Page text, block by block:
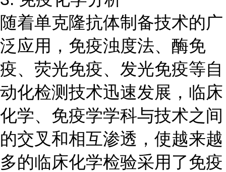
随着单克隆抗体制备技术的广
泛应用，免疫浊度法、酶免
疫、荧光免疫、发光免疫等自
动化检测技术迅速发展，临床
化学、免疫学学科与技术之间
的交叉和相互渗透，使越来越
多的临床化学检验采用了免疫